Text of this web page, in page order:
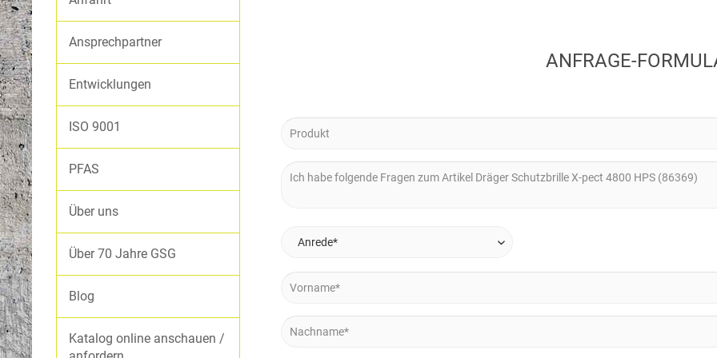
Overalls
Gore
Apollon
X-Alpha & X-Omega
Exciter
Securus
BONN 2020 / BEREITSCHAFTEN
Wetterschutzjacken
Softshelljacken
Steppfutter
SHIRTS
POLOSHIRTS
FUNKTIONSWÄSCHE
Rangabzeichen
GÜRTEL
GUTSCHEINE
STICHSCHUTZ
Ansprechpartner
Entwicklungen
ISO 9001
PFAS
Über uns
Über 70 Jahre GSG
Blog
Katalog online anschauen /
ANFRAGE-